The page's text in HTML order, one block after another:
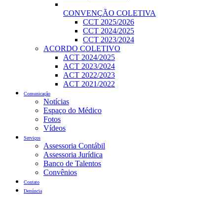
CONVENÇÃO COLETIVA
CCT 2025/2026
CCT 2024/2025
CCT 2023/2024
ACORDO COLETIVO
ACT 2024/2025
ACT 2023/2024
ACT 2022/2023
ACT 2021/2022
Comunicação
Notícias
Espaço do Médico
Fotos
Vídeos
Serviços
Assessoria Contábil
Assessoria Jurídica
Banco de Talentos
Convênios
Contato
Denúncia